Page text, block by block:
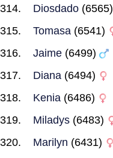
Diosdado (6565)
Tomasa (6541)
Jaime (6499)
Diana (6494)
Kenia (6486)
Miladys (6483)
Marilyn (6431)